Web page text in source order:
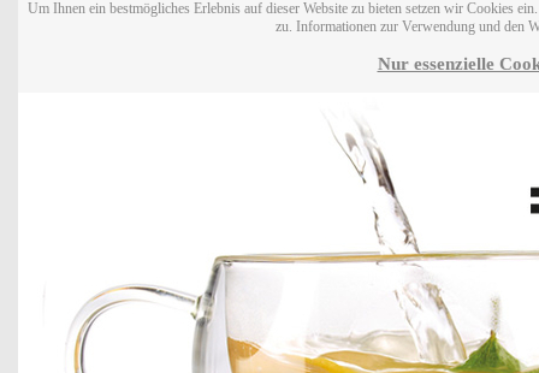
Um Ihnen ein bestmögliches Erlebnis auf dieser Website zu bieten setzen wir Cookies
zu. Informationen zur Verwendung und den
Nur essenzielle